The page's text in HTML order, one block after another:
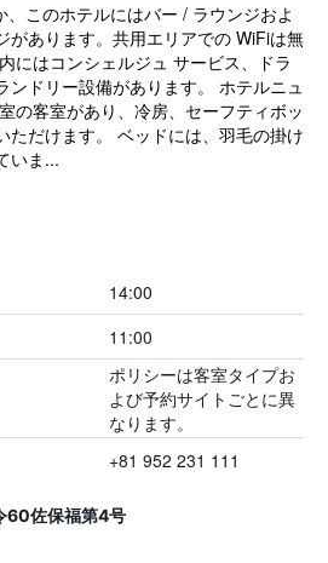
このホテルにはバー / ラウンジおよ
があります。共用エリアでの WiFiは無
にはコンシェルジュ サービス、ドラ
ンドリー設備があります。 ホテルニュ
の客室があり、冷房、セーフティボッ
ただけます。 ベッドには、羽毛の掛け
いま...
14:00
11:00
ポリシーは客室タイプお
よび予約サイトごとに異
なります。
+81 952 231 111
60佐保福第4号